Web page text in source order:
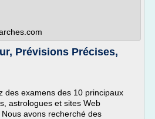
Prévisions Précises,
des examens des 10 principaux
astrologues et sites Web
avons recherché des